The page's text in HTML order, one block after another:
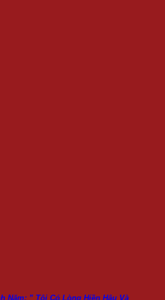
Năm: ” Tôi Có Lòng Hiền Hậu Và